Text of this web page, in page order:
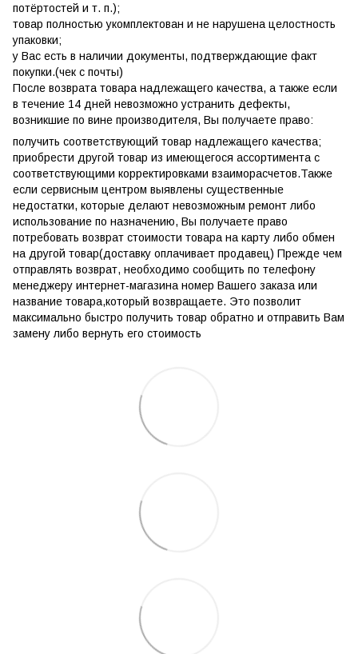
потёртостей и т. п.);
товар полностью укомплектован и не нарушена целостность
упаковки;
у Вас есть в наличии документы, подтверждающие факт
покупки.(чек с почты)
После возврата товара надлежащего качества, а также если
в течение 14 дней невозможно устранить дефекты,
возникшие по вине производителя, Вы получаете право:
получить соответствующий товар надлежащего качества;
приобрести другой товар из имеющегося ассортимента с
соответствующими корректировками взаиморасчетов.Также
если сервисным центром выявлены существенные
недостатки, которые делают невозможным ремонт либо
использование по назначению, Вы получаете право
потребовать возврат стоимости товара на карту либо обмен
на другой товар(доставку оплачивает продавец) Прежде чем
отправлять возврат, необходимо сообщить по телефону
менеджеру интернет-магазина номер Вашего заказа или
название товара,который возвращаете. Это позволит
максимально быстро получить товар обратно и отправить Вам
замену либо вернуть его стоимость